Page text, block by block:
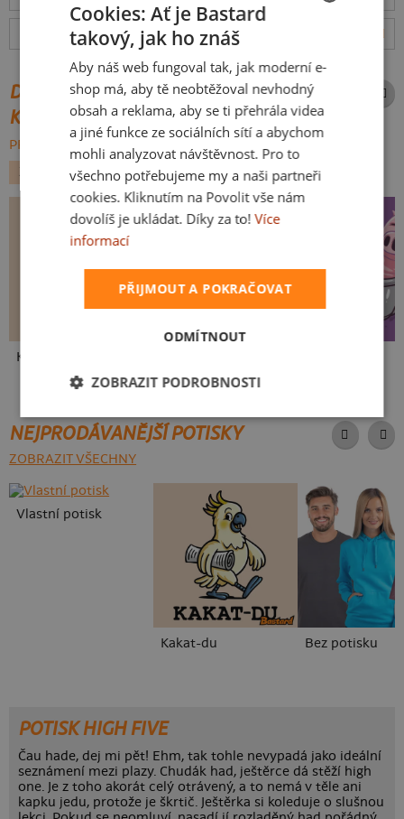
Hodnocení:4.9 (630recenzí)
DALŠÍ POTISKY ZE STEJNÉ
KATEGORIE
PROCHÁZET VŠE:
ZVÍŘÁTKA
Kakat-du
NEJPRODÁVANĚJŠÍ POTISKY
ZOBRAZIT VŠECHNY
Vlastní potisk
Kakat-du Bez potisku
POTISK HIGH FIVE
Čau hade, dej mi pět! Ehm, tak tohle nevypadá jako ideální
seznámení mezi plazy. Chudák had, ještěrce dá stěží high
one. Je z toho akorát celý otrávený, a to nemá v těle ani
kapku jedu, protože je škrtič. Ještěrka si koleduje o slušnou
SLOVAK
Cookies: Ať je Bastard
takový, jak ho znáš
Aby náš web fungoval tak, jak moderní e-
shop má, aby tě neobtěžoval nevhodný
obsah a reklama, aby se ti přehrála videa
a jiné funkce ze sociálních sítí a abychom
mohli analyzovat návštěvnost. Pro to
všechno potřebujeme my a naši partneři
cookies. Kliknutím na Povolit vše nám
dovolíš je ukládat. Díky za to! Více
informací
PŘIJMOUT A POKRAČOVAT
ODMÍTNOUT
ZOBRAZIT PODROBNOSTI